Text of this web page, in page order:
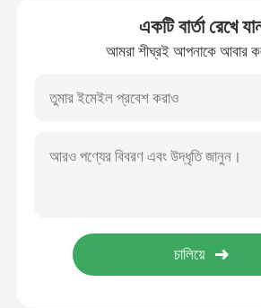
স্টেইনলেস স্টীল নমনীয় পায়ের পাতার
একটি বার্তা রেখে
আমরা শীঘ্রই আপনাকে আবার